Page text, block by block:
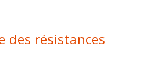
des résistances